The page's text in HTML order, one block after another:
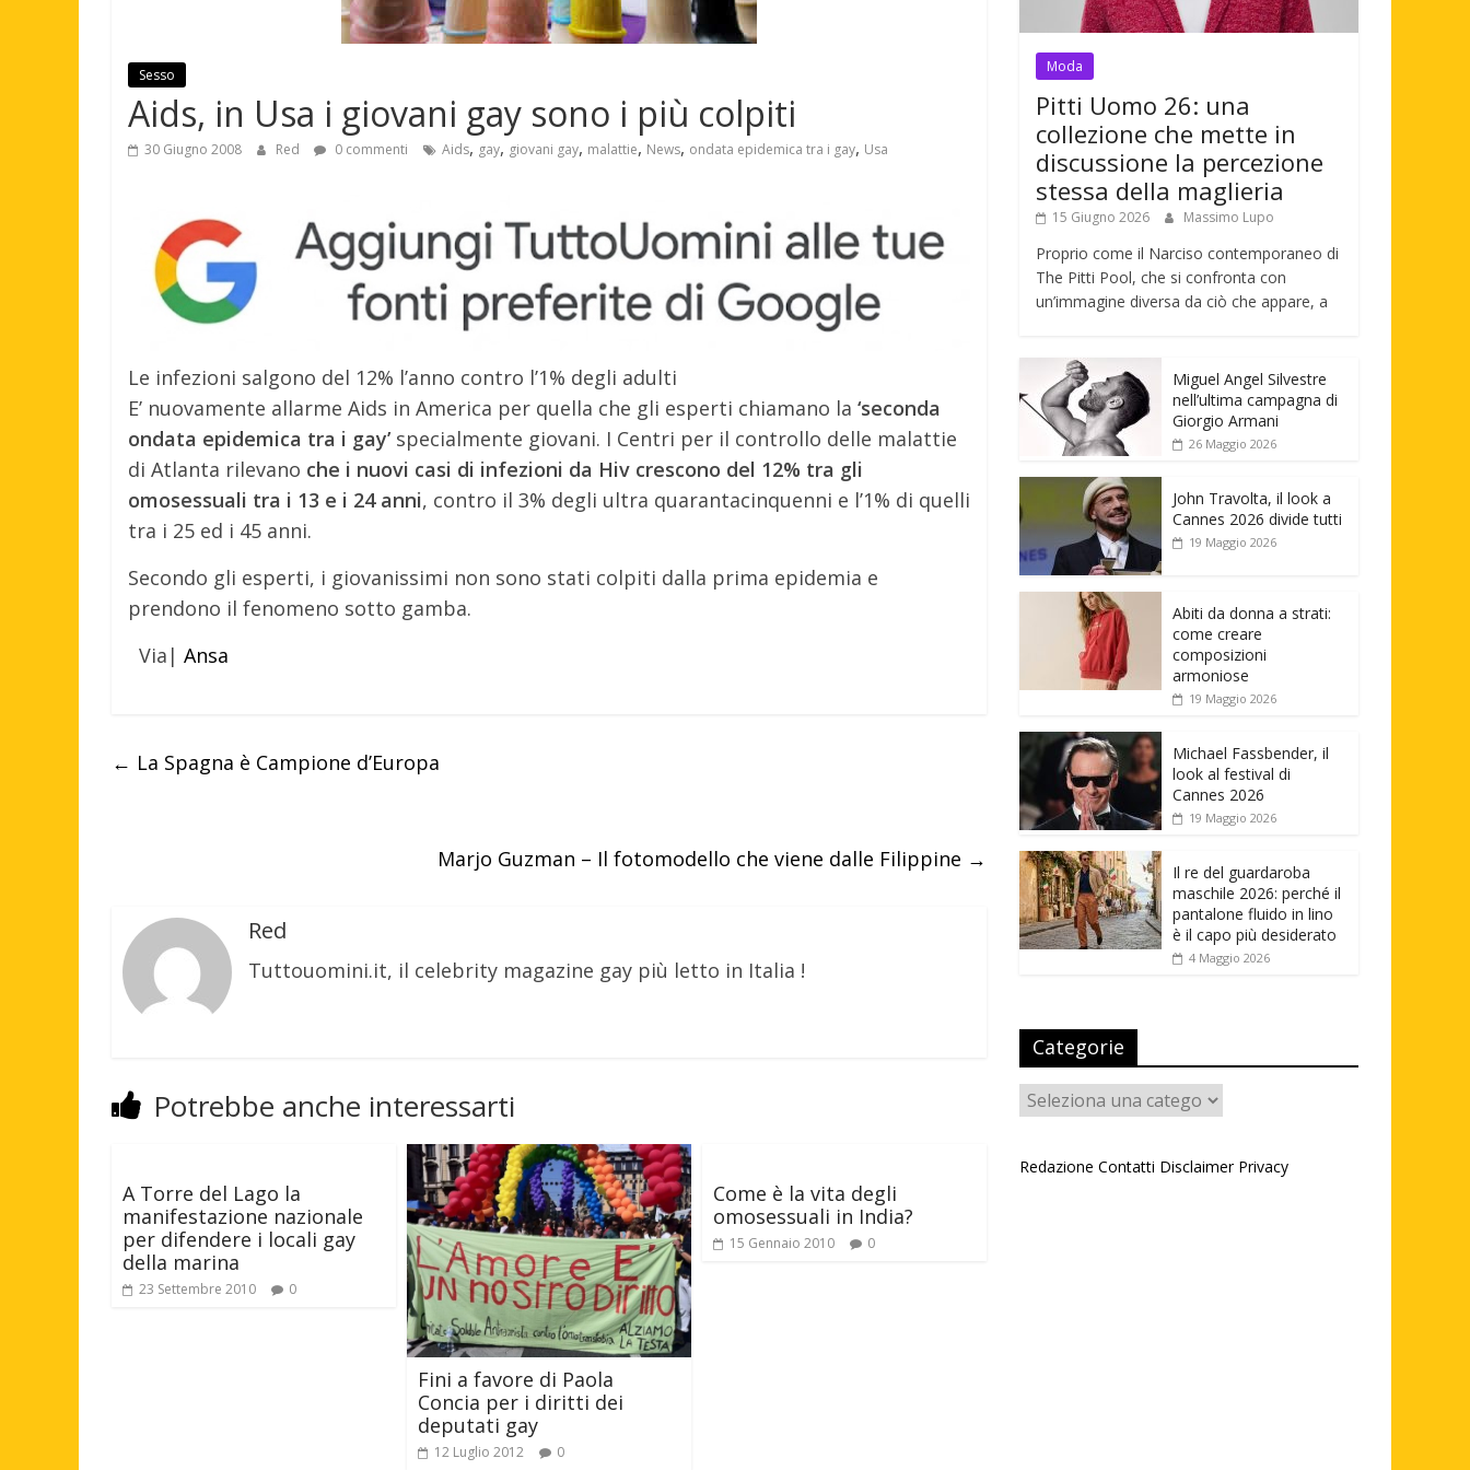
Sesso
Aids, in Usa i giovani gay sono i più colpiti
30 Giugno 2008 Red 0 commenti Aids, gay, giovani gay, malattie, News, ondata epidemica tra i gay, Usa
Le infezioni salgono del 12% l’anno contro l’1% degli adulti
E’ nuovamente allarme Aids in America per quella che gli esperti chiamano la ‘seconda
ondata epidemica tra i gay’specialmente giovani. I Centri per il controllo delle malattie
di Atlanta rilevano che i nuovi casi di infezioni da Hiv crescono del 12% tra gli
omosessuali tra i 13 e i 24 anni, contro il 3% degli ultra quarantacinquenni e l’1% di quelli
tra i 25 ed i 45 anni.
Secondo gli esperti, i giovanissimi non sono stati colpiti dalla prima epidemia e
prendono il fenomeno sotto gamba.
Via| Ansa
← La Spagna è Campione d’Europa
Marjo Guzman – Il fotomodello che viene dalle Filippine →
Red
Tuttouomini.it, il celebrity magazine gay più letto in Italia !
Potrebbe anche interessarti
A Torre del Lago la
manifestazione nazionale
per difendere i locali gay
della marina
23 Settembre 2010 0
Fini a favore di Paola
Concia per i diritti dei
deputati gay
12 Luglio 2012 0
Come è la vita degli
omosessuali in India?
15 Gennaio 2010 0
Moda
Pitti Uomo 26: una
collezione che mette in
discussione la percezione
stessa della maglieria
15 Giugno 2026 Massimo Lupo
Proprio come il Narciso contemporaneo di
The Pitti Pool, che si confronta con
un’immagine diversa da ciò che appare, a
Miguel Angel Silvestre
nell’ultima campagna di
Giorgio Armani
26 Maggio 2026
John Travolta, il look a
Cannes 2026 divide tutti
19 Maggio 2026
Abiti da donna a strati:
come creare
composizioni
armoniose
19 Maggio 2026
Michael Fassbender, il
look al festival di
Cannes 2026
19 Maggio 2026
Il re del guardaroba
maschile 2026: perché il
pantalone fluido in lino
è il capo più desiderato
4 Maggio 2026
Categorie
Categorie
Redazione Contatti Disclaimer Privacy